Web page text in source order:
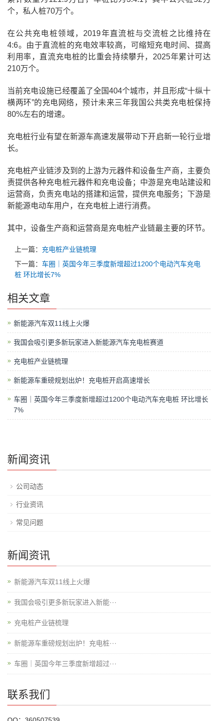
个，私人桩70万个。
在公共充电桩领域，2019年直流桩与交流桩之比维持在
4:6。由于直流桩的充电效率较高，可缩短充电时间、提高
利用率，直流充电桩的比重会持续攀升，2025年累计可达
210万个。
当前充电设施已经覆盖了全国404个城市，并且形成“十纵十
横两环”的充电网络，预计未来三年我国公共类充电桩保持
80%左右的增速。
充电桩行业有望在新源车高速发展带动下开启新一轮行业增
长。
充电桩产业链涉及到的上游为元器件和设备生产商，主要负
责提供各种充电桩元器件和充电设备；中游是充电站建设和
运营商，负责充电站的搭建和运营，提供充电服务；下游是
新能源电动车用户，在充电桩上进行消费。
其中，设备生产商和运营商是充电桩产业链最主要的环节。
上一篇： 充电桩产业链梳理
下一篇： 车圈｜英国今年三季度新增超过1200个电动汽车充电
桩 环比增长7%
相关文章
新能源汽车双11线上火爆
我国会吸引更多新玩家进入新能源汽车充电桩赛道
充电桩产业链梳理
新能源车重磅规划出炉！充电桩开启高速增长
车圈｜英国今年三季度新增超过1200个电动汽车充电桩 环比增长
7%
新闻资讯
公司动态
行业资讯
常见问题
新闻资讯
新能源汽车双11线上火爆
我国会吸引更多新玩家进入新能···
充电桩产业链梳理
新能源车重磅规划出炉！充电桩···
车圈｜英国今年三季度新增超过···
联系我们